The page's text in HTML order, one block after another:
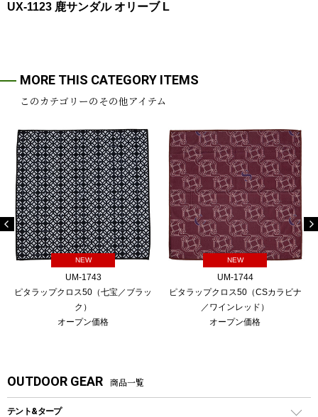
UX-1123 鹿サンダル オリーブ L
MORE THIS CATEGORY ITEMS
このカテゴリーのその他アイテム
NEW
UM-1743
ピタラップクロス50（七宝／ブラッ
ク）
オープン価格
NEW
UM-1744
ピタラップクロス50（CSカラビナ
／ワインレッド）
オープン価格
OUTDOOR GEAR 商品一覧
テント&タープ